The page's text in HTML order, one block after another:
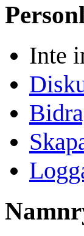
Inte